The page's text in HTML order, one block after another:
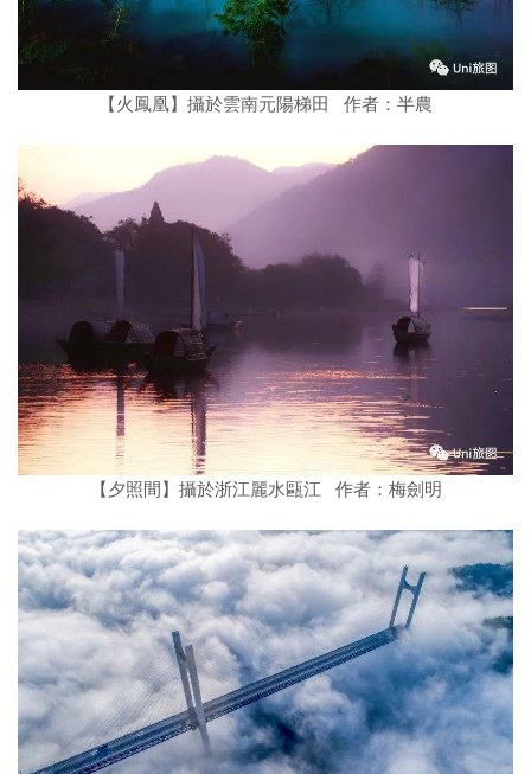
【火鳳凰】攝於雲南元陽梯田 作者：半農
【夕照間】攝於浙江麗水甌江 作者：梅劍明